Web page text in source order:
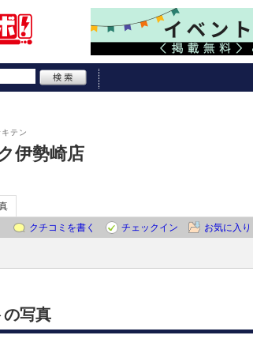
テン
伊勢崎店
クチコミを書く
チェックイン お気に入り
の写真